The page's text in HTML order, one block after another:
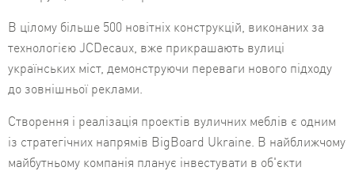
В цілому більше 500 новітніх конструкцій, виконаних за
технологією JCDecaux, вже прикрашають вулиці
українських міст, демонструючи переваги нового підходу
до зовнішньої реклами.
Створення і реалізація проектів вуличних меблів є одним
із стратегічних напрямів BigBoard Ukraine. В найближчому
майбутньому компанія планує інвестувати в об'єкти